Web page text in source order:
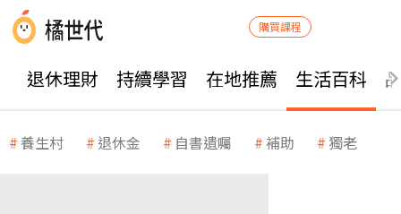
購買課程
退休理財 持續學習 在地推薦 生活百科
養生村 退休金 自書遺囑 補助 獨老